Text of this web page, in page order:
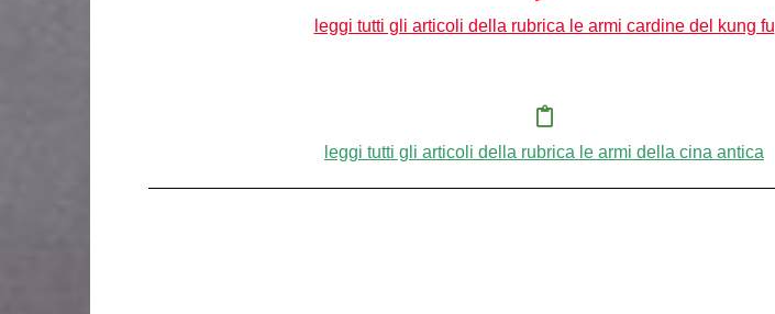
leggi tutti gli articoli della rubrica le armi cardine del kung fu
leggi tutti gli articoli della rubrica le armi della cina antica